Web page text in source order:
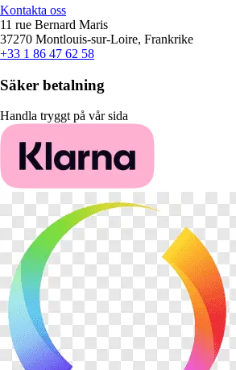
Kontakta oss
11 rue Bernard Maris
37270 Montlouis-sur-Loire, Frankrike
+33 1 86 47 62 58
Säker betalning
Handla tryggt på vår sida